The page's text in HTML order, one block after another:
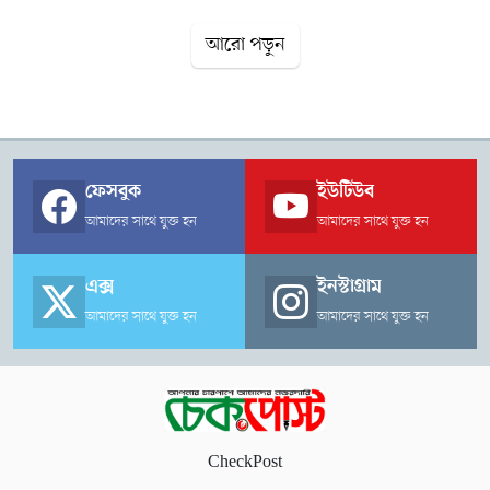
আট বিভাগের জন্য আটজন বিচারপতিকে নিয়ে এ ধরনের মনিটরিং কমিটি
পুনর্গঠন করা হয়েছিল।
আরো পড়ুন
ফেসবুক
আমাদের সাথে যুক্ত হন
ইউটিউব
আমাদের সাথে যুক্ত হন
এক্স
আমাদের সাথে যুক্ত হন
ইনস্টাগ্রাম
আমাদের সাথে যুক্ত হন
CheckPost